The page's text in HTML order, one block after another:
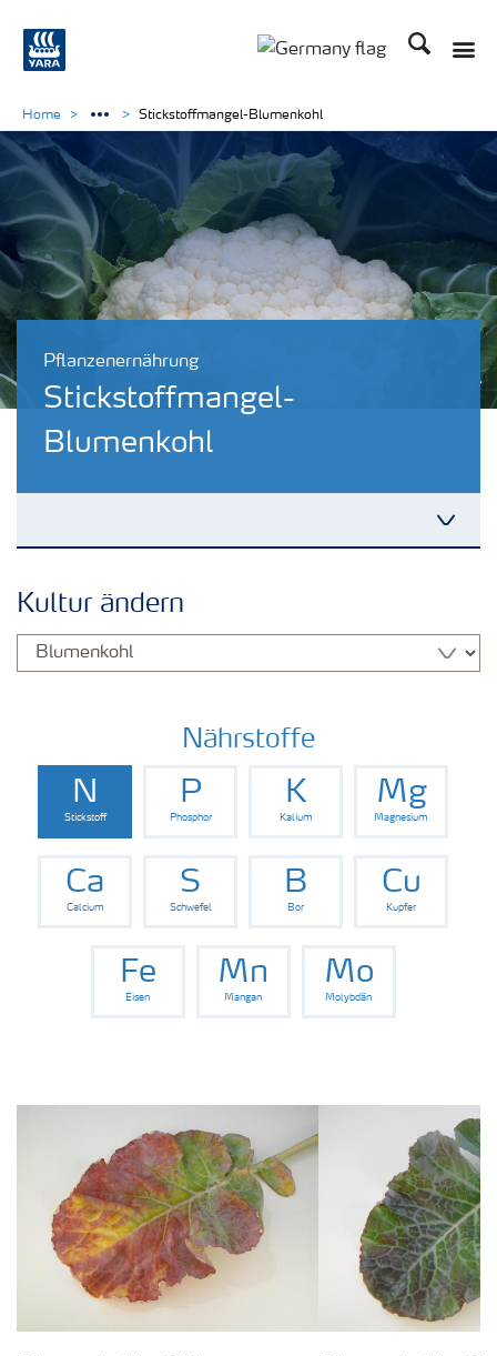
Suchen
Pflanzenernährung
Stickstoffmangel-
Blumenkohl
Düngemittel
Zukunft anpacken
Düngeranwendung
Home Stickstoffmangel-Blumenkohl
Kultur ändern
Nährstoffe
N
Stickstoff
P
Phosphor
K
Kalium
Mg
Magnesium
Ca
Calcium
S
Schwefel
B
Bor
Cu
Kupfer
Fe
Eisen
Mn
Mangan
Mo
Molybdän